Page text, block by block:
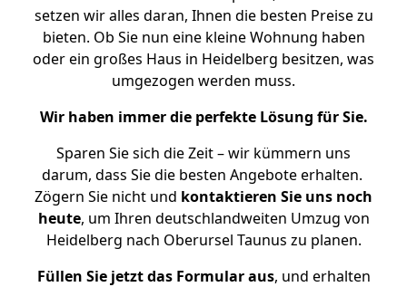
setzen wir alles daran, Ihnen die besten Preise zu
bieten. Ob Sie nun eine kleine Wohnung haben
oder ein großes Haus in Heidelberg besitzen, was
umgezogen werden muss.
Wir haben immer die perfekte Lösung für Sie.
Sparen Sie sich die Zeit – wir kümmern uns
darum, dass Sie die besten Angebote erhalten.
Zögern Sie nicht und kontaktieren Sie uns noch
heute, um Ihren deutschlandweiten Umzug von
Heidelberg nach Oberursel Taunus zu planen.
Füllen Sie jetzt das Formular aus, und erhalten